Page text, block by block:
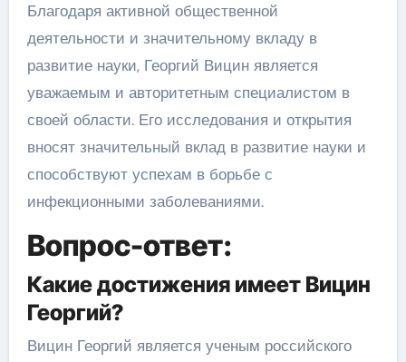
Благодаря активной общественной
деятельности и значительному вкладу в
развитие науки, Георгий Вицин является
уважаемым и авторитетным специалистом в
своей области. Его исследования и открытия
вносят значительный вклад в развитие науки и
способствуют успехам в борьбе с
инфекционными заболеваниями.
Вопрос-ответ:
Какие достижения имеет Вицин
Георгий?
Вицин Георгий является ученым российского